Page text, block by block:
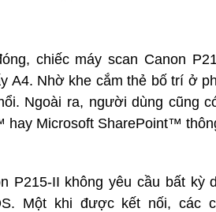
chiếc máy scan Canon
A4. Nhờ khe cắm thẻ bố trí ở
Ngoài ra, người dùng cũng
Microsoft SharePoint™
P215-II không yêu cầu bất kỳ
Một khi được kết nối, các